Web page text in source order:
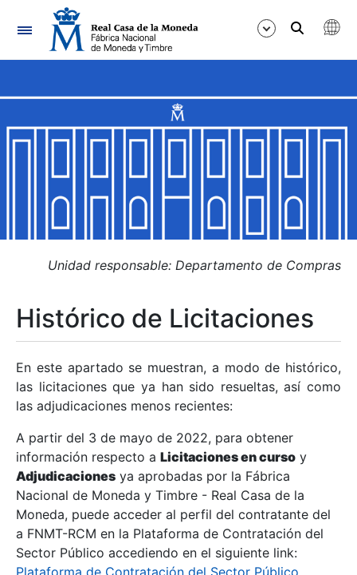
Navegación
Mostrar/Ocultar
Mostrar/Ocultar
Mostrar/Ocultar
Mostrar/Ocultar
Mostrar/Ocultar
Mostrar/Ocultar
Unidad responsable: Departamento de Compras
Histórico de Licitaciones
En este apartado se muestran, a modo de histórico,
las licitaciones que ya han sido resueltas, así como
las adjudicaciones menos recientes:
A partir del 3 de mayo de 2022, para obtener
información respecto a Licitaciones en curso y
Adjudicaciones ya aprobadas por la Fábrica
Nacional de Moneda y Timbre - Real Casa de la
Moneda, puede acceder al perfil del contratante del
a FNMT-RCM en la Plataforma de Contratación del
Sector Público accediendo en el siguiente link:
Plataforma de Contratación del Sector Público